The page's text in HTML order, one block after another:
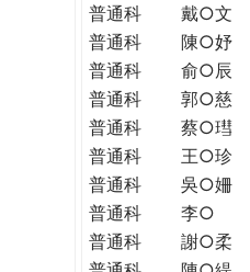
普通科
戴○文
普通科
陳○妤
普通科
俞○辰
普通科
郭○慈
普通科
蔡○㻰
普通科
王○珍
普通科
吳○姍
普通科
李○
普通科
謝○柔